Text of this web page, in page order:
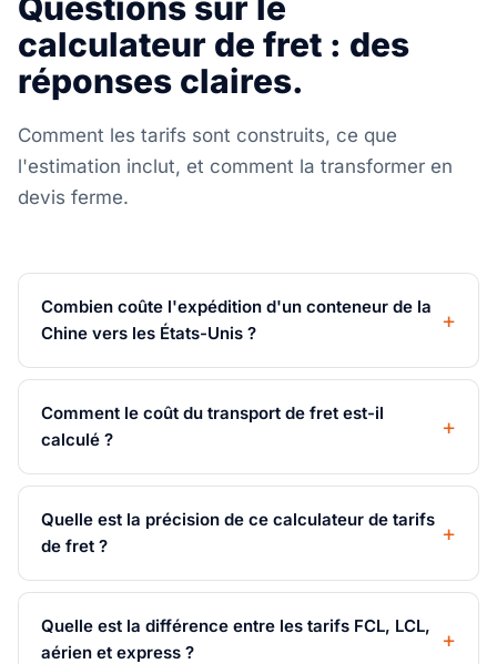
calculateur de fret : des
réponses claires.
Comment les tarifs sont construits, ce que
l'estimation inclut, et comment la transformer en
devis ferme.
Combien coûte l'expédition d'un conteneur de la
Chine vers les États-Unis ?
Comment le coût du transport de fret est-il
calculé ?
Quelle est la précision de ce calculateur de tarifs
de fret ?
Quelle est la différence entre les tarifs FCL, LCL,
aérien et express ?